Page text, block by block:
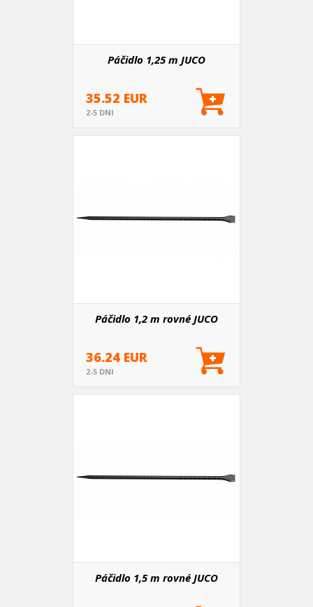
Páčidlo 1,25 m JUCO
35.52 EUR
2-5 DNI
Páčidlo 1,2 m rovné JUCO
36.24 EUR
2-5 DNI
Páčidlo 1,5 m rovné JUCO